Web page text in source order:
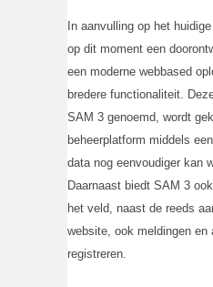
In aanvulling op het
op dit moment een
een moderne webbased
bredere functionaliteit.
SAM 3 genoemd, wordt
beheerplatform middels
data nog eenvoudiger kan
Daarnaast biedt SAM 3
het veld, naast de reeds
website, ook meldingen en
registreren.